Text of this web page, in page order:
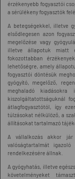
érzékenyebb fogyasztói
a sérülékeny fogyasztók
A betegségekkel, illetve
elsődlegesen azon
megelőzése vagy
illetve állapotuk miatt
fokozottabban
lehetőségre, amely
fogyasztói döntésük
gyógyító, megelőző,
meghaladó
kiszolgáltatottságuknál
átlagfogyasztótól, így
túlzásokat nélkülöző, a
állításokat tartalmazó
A vállalkozás akkor
valóságtartalmát
rendelkezésére állnak.
A gyógyhatás, illetve
követelményeket